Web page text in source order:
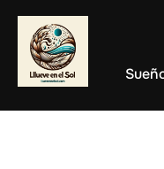
contenido